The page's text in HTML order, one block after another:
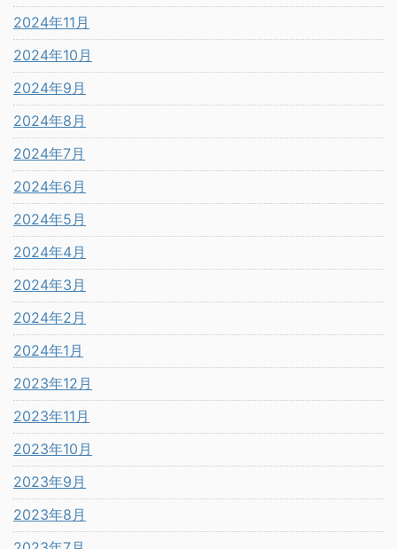
2024年11月
2024年10月
2024年9月
2024年8月
2024年7月
2024年6月
2024年5月
2024年4月
2024年3月
2024年2月
2024年1月
2023年12月
2023年11月
2023年10月
2023年9月
2023年8月